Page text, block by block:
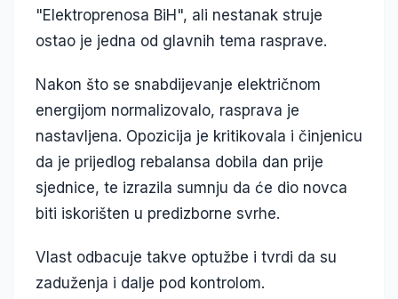
"Elektroprenosa BiH", ali nestanak struje
ostao je jedna od glavnih tema rasprave.
Nakon što se snabdijevanje električnom
energijom normalizovalo, rasprava je
nastavljena. Opozicija je kritikovala i činjenicu
da je prijedlog rebalansa dobila dan prije
sjednice, te izrazila sumnju da će dio novca
biti iskorišten u predizborne svrhe.
Vlast odbacuje takve optužbe i tvrdi da su
zaduženja i dalje pod kontrolom.